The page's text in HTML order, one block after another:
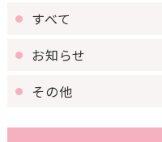
すべて
お知らせ
その他